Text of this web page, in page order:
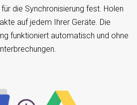
die Synchronisierung fest. Holen
auf jedem Ihrer Geräte. Die
funktioniert automatisch und ohne